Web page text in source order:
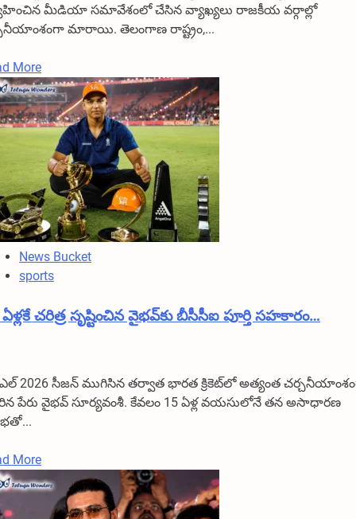
మీడియా సమావేశంలో చేసిన వ్యాఖ్యలు రాజకీయ వర్గాల్లో
మారాయి. తెలంగాణ రాష్ట్రం,...
MoreRead
more
about
“తెలంగాణ
అయ్య
జాగీరా?”..
బెదిరింపులకు
లొంగను:
పవన్
కల్యాణ్
News Bucket
sports
చరిత్ర సృష్టించిన వైభవ్‌కు బీసీసీఐ పూర్తి సహకారం…
2026 సీజన్ ముగిసిన తర్వాత భారత క్రికెట్‌లో అత్యంత
పేరు వైభవ్ సూర్యవంశీ. కేవలం 15 ఏళ్ల వయసులోనే తన అసాధారణ
MoreRead
more
about